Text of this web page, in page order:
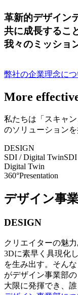
革新的デザイン
共に成長するこ
我々のミッショ
弊社の企業理念につ
More
私たちは「スキャン
のソリューションを
DESIGN
SDI / Digital TwinSDI
Digital Twin
360°Presentation
デザイン事
DESIGN
クリエイターの魅
3Dに素早く具現化
を生み出す。そん
がデザイン事業部
大限に発揮でき、